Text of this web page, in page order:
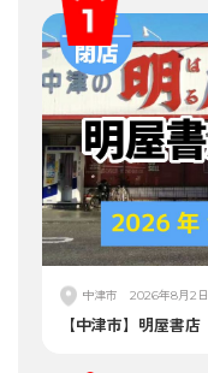
中津市 2026年8月2日
【中津市】明屋書